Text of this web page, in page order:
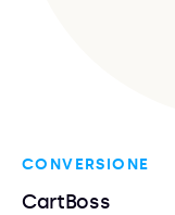
CONVERSIONE
CartBoss